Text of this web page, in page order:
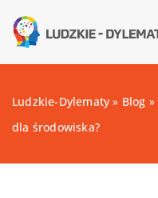
Ludzkie-Dylematy » Blog »
dla środowiska?